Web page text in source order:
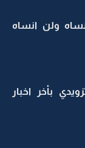
ولن انساه
بأخر اخبار